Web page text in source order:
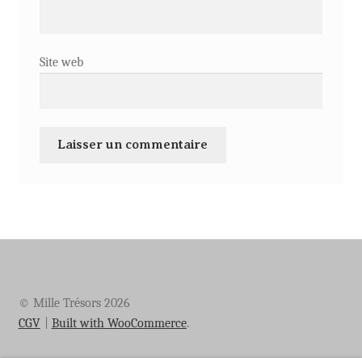
Site web
© Mille Trésors 2026
CGV
Built with WooCommerce.